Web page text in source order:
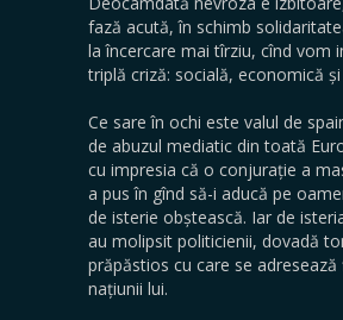
fază acută, în schimb
la încercare mai tîrziu, cînd vom
triplă criză: socială, economică
Ce sare în ochi este valul de
de abuzul mediatic din toată
cu impresia că o conjurație a
a pus în gînd să-i aducă pe
de isterie obștească. Iar de
au molipsit politicienii, dovadă
prăpăstios cu care se adresează
națiunii lui.